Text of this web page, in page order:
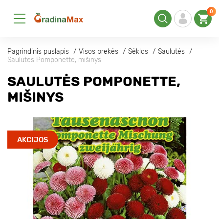
0
Pagrindinis puslapis Visos prekės Sėklos
Saulutės
Saulutės Pomponette, mišinys
SAULUTĖS POMPONETTE,
MIŠINYS
AKCIJOS